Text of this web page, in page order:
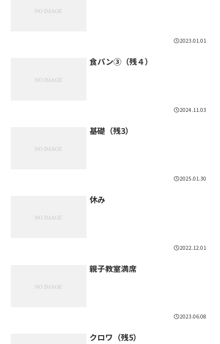
2023.01.01
食パン③（残４）
2024.11.03
基礎（残3）
2025.01.30
休み
2022.12.01
親子教室満席
2023.06.08
クロワ（残5）